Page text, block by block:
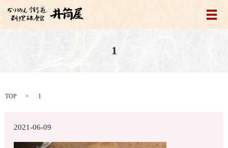
メ
1
TOP 1
2021-06-09